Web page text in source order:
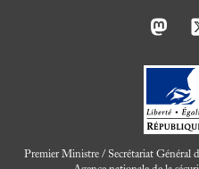
Premier Ministre / Secrétariat Général